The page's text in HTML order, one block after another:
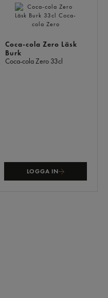
Coca-cola Zero Läsk
Burk
Coca-cola Zero 33cl
LOGGA IN